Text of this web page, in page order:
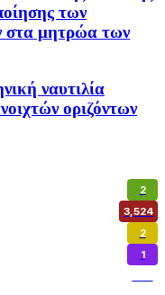
των
στα μητρώα των
ναυτιλία
οριζόντων
2
3,524
2
1